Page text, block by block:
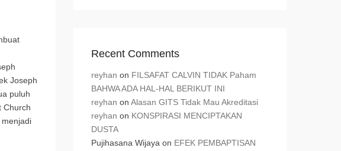
Joseph
puluh
Church
Recent Comments
reyhan on FILSAFAT CALVIN TIDAK Paham
BAHWA ADA HAL-HAL BERIKUT INI
reyhan on Alasan GITS Tidak Mau Akreditasi
reyhan on KONSPIRASI MENCIPTAKAN
DUSTA
Pujihasana Wijaya on EFEK PEMBAPTISAN